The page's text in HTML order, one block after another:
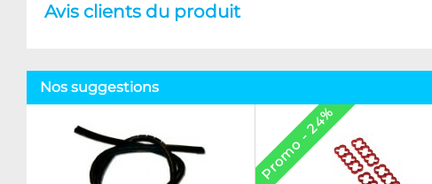
Avis clients du produit
Nos suggestions
Promo - 24%